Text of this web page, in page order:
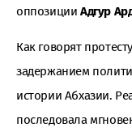
оппозиции Адгур
Как говорят
задержанием
истории Абхазии.
последовала